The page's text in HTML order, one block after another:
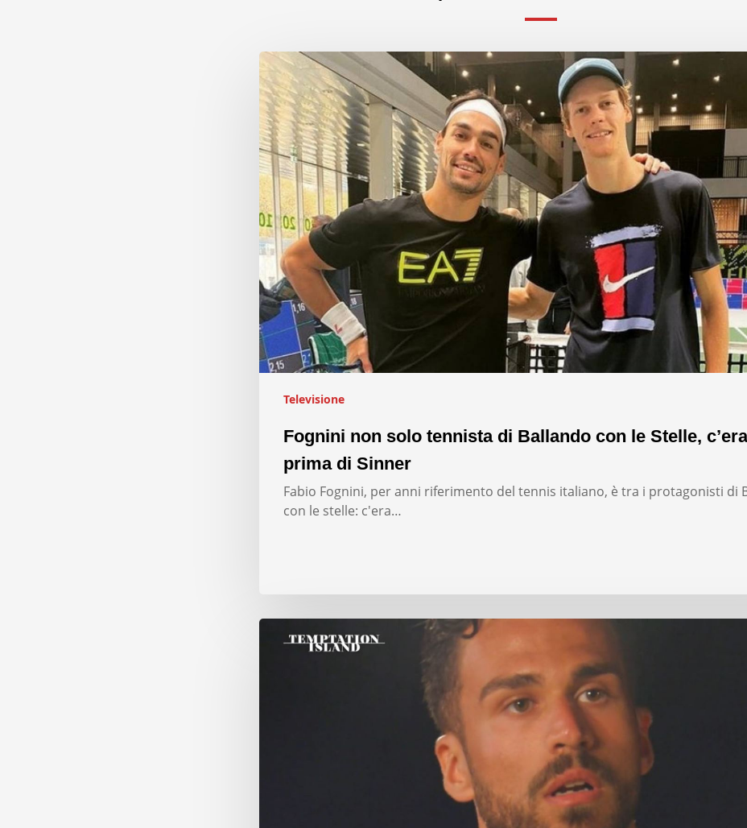
Televisione
Fognini non solo tennista di Ballando con le Stelle,
prima di Sinner
Fabio Fognini, per anni riferimento del tennis italiano, è tra i protagonisti di
con le stelle: c'era…